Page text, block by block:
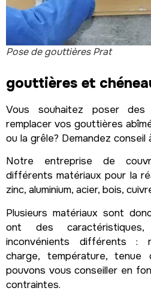
Pose de gouttières Prat
gouttières et
Vous souhaitez poser
remplacer vos gouttières
ou la grêle? Demandez conseil
Notre entreprise de
différents matériaux pour la
zinc, aluminium, acier, bois,
Plusieurs matériaux sont
ont des
inconvénients différents :
charge, température,
pouvons vous conseiller en
contraintes.